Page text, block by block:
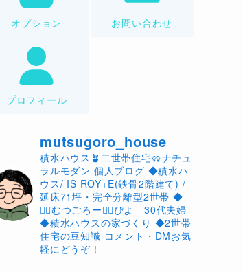
オプション お問い合わせ
プロフィール
mutsugoro_house
積水ハウス🪴二世帯住宅🥨ナチュ
ラルモダン 個人ブログ ◆積水ハ
ウス/ IS ROY+E(鉄骨2階建て) /
延床71坪・完全分離型2世帯 ◆
🙋‍♂️むつごろー🙋‍♀️ぴよ 30代夫婦
◆積水ハウスの家づくり ◆2世帯
住宅の豆知識 コメント・DMお気
軽にどうぞ！